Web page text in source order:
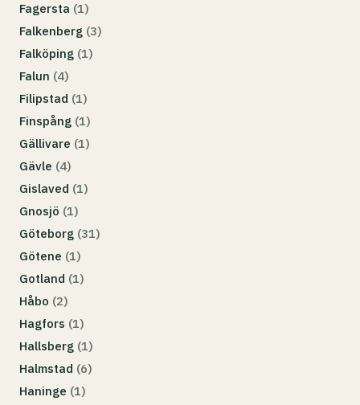
Fagersta (1)
Falkenberg (3)
Falköping (1)
Falun (4)
Filipstad (1)
Finspång (1)
Gällivare (1)
Gävle (4)
Gislaved (1)
Gnosjö (1)
Göteborg (31)
Götene (1)
Gotland (1)
Håbo (2)
Hagfors (1)
Hallsberg (1)
Halmstad (6)
Haninge (1)